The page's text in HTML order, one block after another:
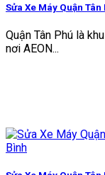
Sửa Xe Máy Quận
Quận Tân Phú là
nơi AEON...